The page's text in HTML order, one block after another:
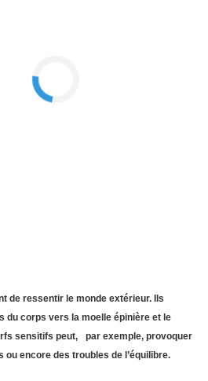
de ressentir le monde extérieur. Ils
du corps vers la moelle épinière et le
sensitifs peut, par exemple, provoquer
encore des troubles de l’équilibre.